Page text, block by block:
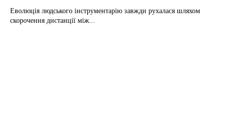
Еволюція людського інструментарію завжди рухалася шляхом
скорочення дистанції між...